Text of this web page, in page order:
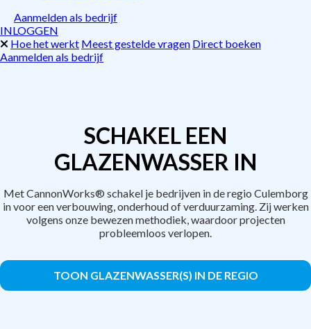
Aanmelden als bedrijf
INLOGGEN
Hoe het werkt Meest gestelde vragen Direct boeken
Aanmelden als bedrijf
SCHAKEL EEN
GLAZENWASSER IN
Met CannonWorks® schakel je bedrijven in de regio Culemborg
in voor een verbouwing, onderhoud of verduurzaming. Zij werken
volgens onze bewezen methodiek, waardoor projecten
probleemloos verlopen.
TOON GLAZENWASSER(S) IN DE REGIO